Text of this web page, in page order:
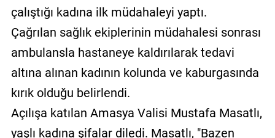
çalıştığı kadına ilk müdahaleyi yaptı.
Çağrılan sağlık ekiplerinin müdahalesi sonrası
ambulansla hastaneye kaldırılarak tedavi
altına alınan kadının kolunda ve kaburgasında
kırık olduğu belirlendi.
Açılışa katılan Amasya Valisi Mustafa Masatlı,
yaşlı kadına şifalar diledi. Masatlı, "Bazen